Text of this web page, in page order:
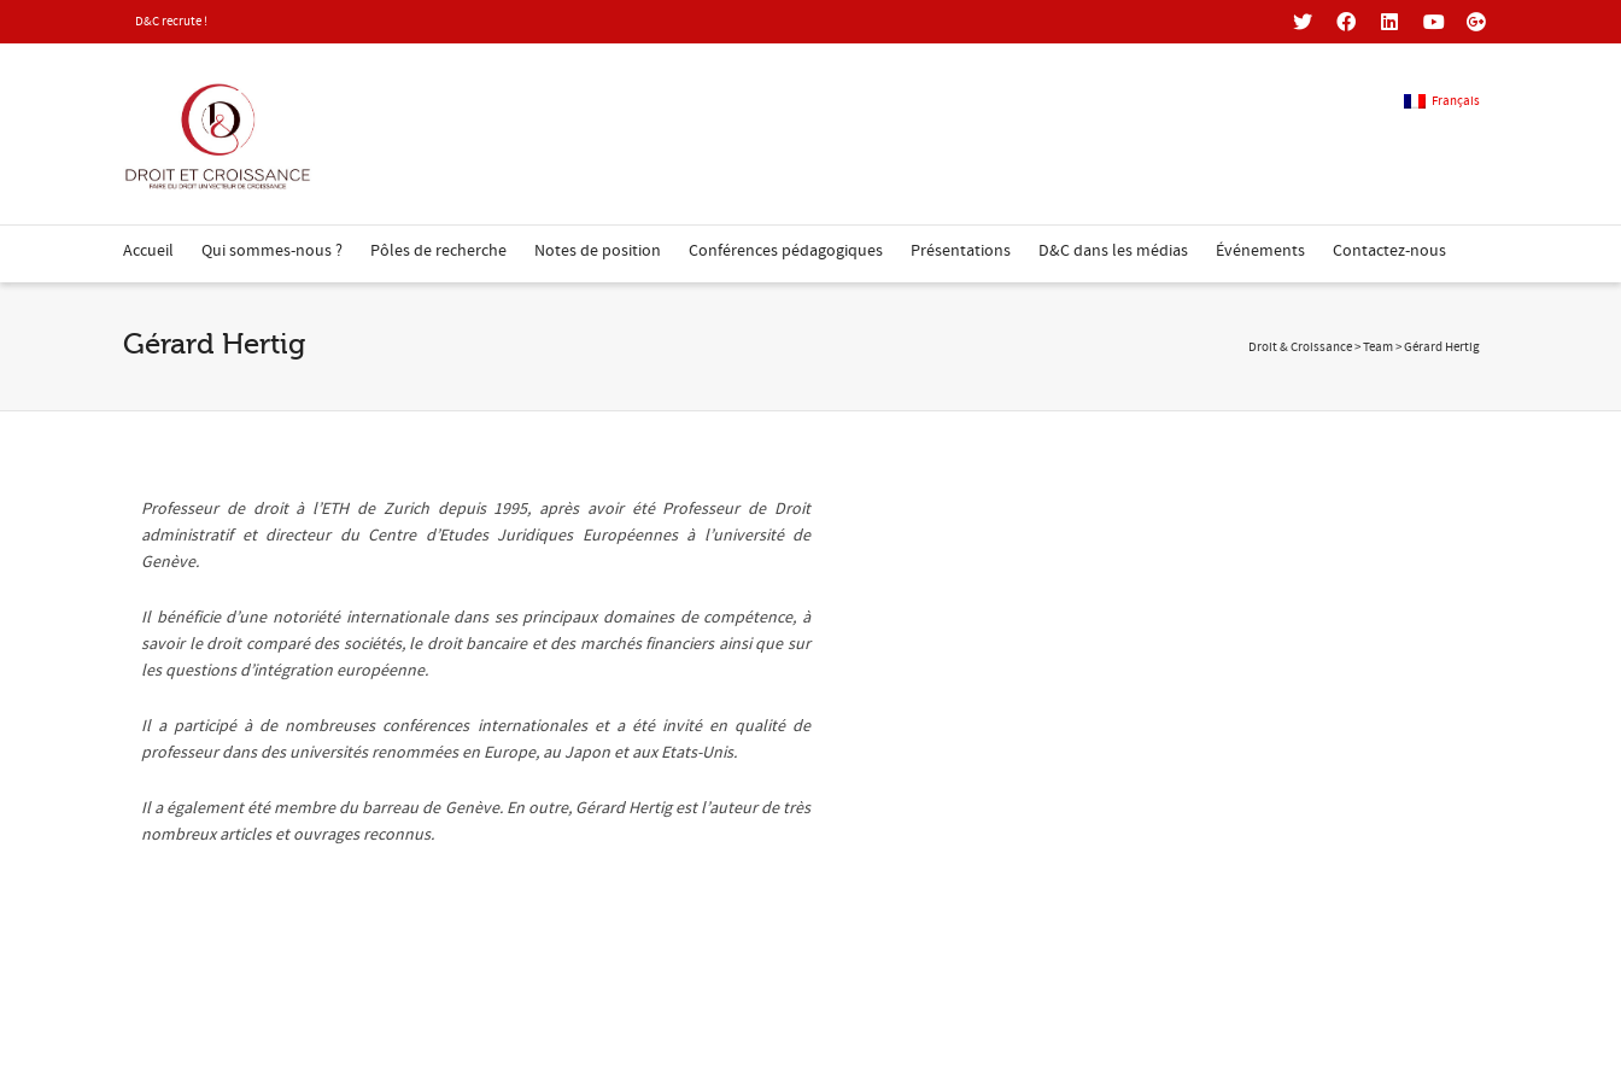
D&C recrute !
Français
Anglais
Accueil Qui sommes-nous ? Pôles de recherche Notes de position Conférences pédagogiques Présentations D&C dans les médias Événements Contactez-nous
Gérard Hertig Droit & Croissance>Team>Gérard Hertig
Professeur de droit à l’ETH de Zurich depuis 1995, après avoir été Professeur de Droit
administratif et directeur du Centre d’Etudes Juridiques Européennes à l’université de
Genève.
Il bénéficie d’une notoriété internationale dans ses principaux domaines de compétence, à
savoir le droit comparé des sociétés, le droit bancaire et des marchés financiers ainsi que sur
les questions d’intégration européenne.
Il a participé à de nombreuses conférences internationales et a été invité en qualité de
professeur dans des universités renommées en Europe, au Japon et aux Etats-Unis.
Il a également été membre du barreau de Genève. En outre, Gérard Hertig est l’auteur de très
nombreux articles et ouvrages reconnus.